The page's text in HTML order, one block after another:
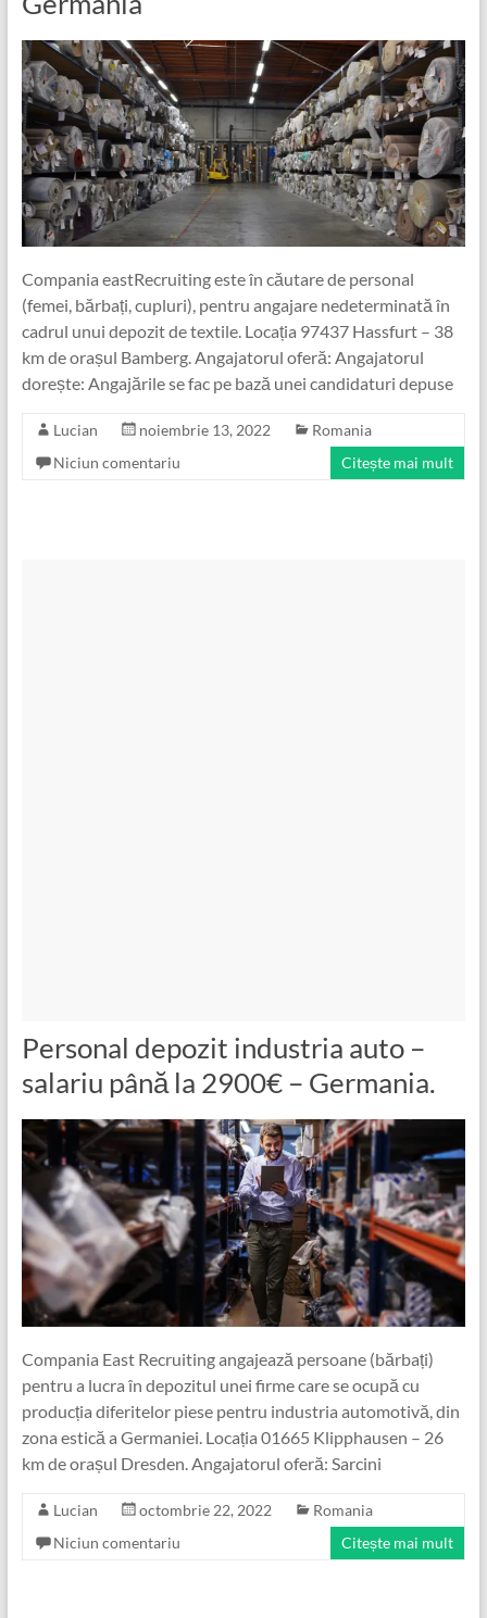
Compania eastRecruiting este în căutare de personal
(femei, bărbați, cupluri), pentru angajare nedeterminată în
cadrul unui depozit de textile. Locația 97437 Hassfurt – 38
km de orașul Bamberg. Angajatorul oferă: Angajatorul
dorește: Angajările se fac pe bază unei candidaturi depuse
Lucian noiembrie 13, 2022
Romania
Niciun comentariu
Citește mai mult
Personal depozit industria auto –
salariu până la 2900€ – Germania.
Compania East Recruiting angajează persoane (bărbați)
pentru a lucra în depozitul unei firme care se ocupă cu
producția diferitelor piese pentru industria automotivă, din
zona estică a Germaniei. Locația 01665 Klipphausen – 26
km de orașul Dresden. Angajatorul oferă: Sarcini
Lucian octombrie 22, 2022
Romania
Niciun comentariu
Citește mai mult